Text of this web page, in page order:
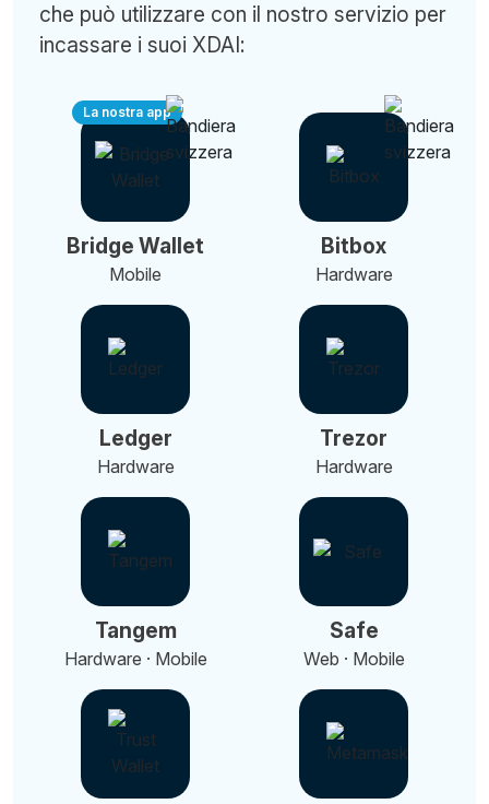
che può utilizzare con il nostro servizio per
incassare i suoi XDAI:
La nostra app
Bridge Wallet
Mobile
Bitbox
Hardware
Ledger
Hardware
Trezor
Hardware
Tangem
Hardware · Mobile
Safe
Web · Mobile